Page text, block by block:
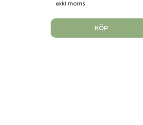
exkl moms
KÖP